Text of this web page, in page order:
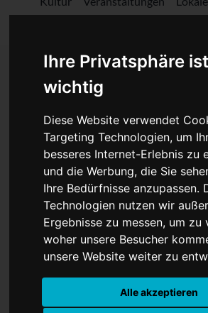
Ihre Privatsphäre
wichtig
Diese Website verwendet
Targeting Technologien, um
besseres Internet-Erlebnis zu
und die Werbung, die Sie
Ihre Bedürfnisse anzupassen.
Technologien nutzen wir
Ergebnisse zu messen, um zu
woher unsere Besucher
unsere Website weiter zu
Alle akzeptieren
Stellenangebote
Schock um
Nationalspieler
erneut – erste
Entwarnung aus
Krankenhaus